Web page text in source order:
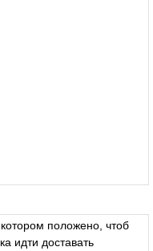
положено, чтоб
идти доставать